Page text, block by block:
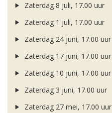
Zaterdag 8 juli, 17.00 uur
Zaterdag 1 juli, 17.00 uur
Zaterdag 24 juni, 17.00 uur
Zaterdag 17 juni, 17.00 uur
Zaterdag 10 juni, 17.00 uur
Zaterdag 3 juni, 17.00 uur
Zaterdag 27 mei, 17.00 uur